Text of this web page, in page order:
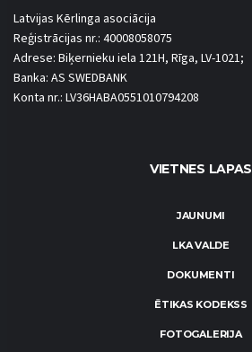
Latvijas Kērlinga asociācija
Reģistrācijas nr.: 40008058075
Adrese: Biķernieku iela 121H, Rīga, LV-1021;
Banka: AS SWEDBANK
Konta nr.: LV36HABA0551010794208
VIETNES LAPAS
JAUNUMI
LKA VALDE
DOKUMENTI
ĒTIKAS KODEKSS
FOTOGALERIJA